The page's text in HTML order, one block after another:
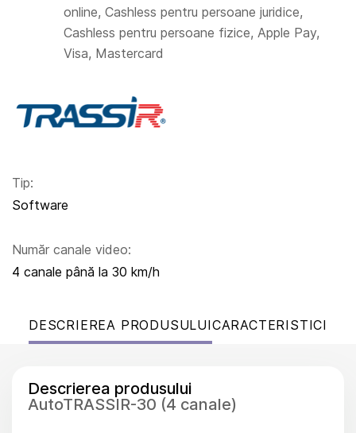
Tip:
Software
Număr canale video:
4 canale până la 30 km/h
online, Cashless pentru persoane juridice,
Cashless pentru persoane fizice, Apple Pay,
Visa, Mastercard
DESCRIEREA PRODUSULUICARACTERISTICI
Descrierea produsului
AutoTRASSIR-30 (4 canale)